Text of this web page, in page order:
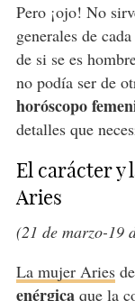
Pero ¡ojo! No
generales de
de si se es
no podía ser de
horóscopo
detalles que
El carácter y
Aries
(21 de marzo-19
La mujer Aries
enérgicaque la